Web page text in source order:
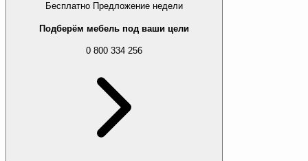
Бесплатно Предложение недели
Подберём мебель под ваши цели
0 800 334 256